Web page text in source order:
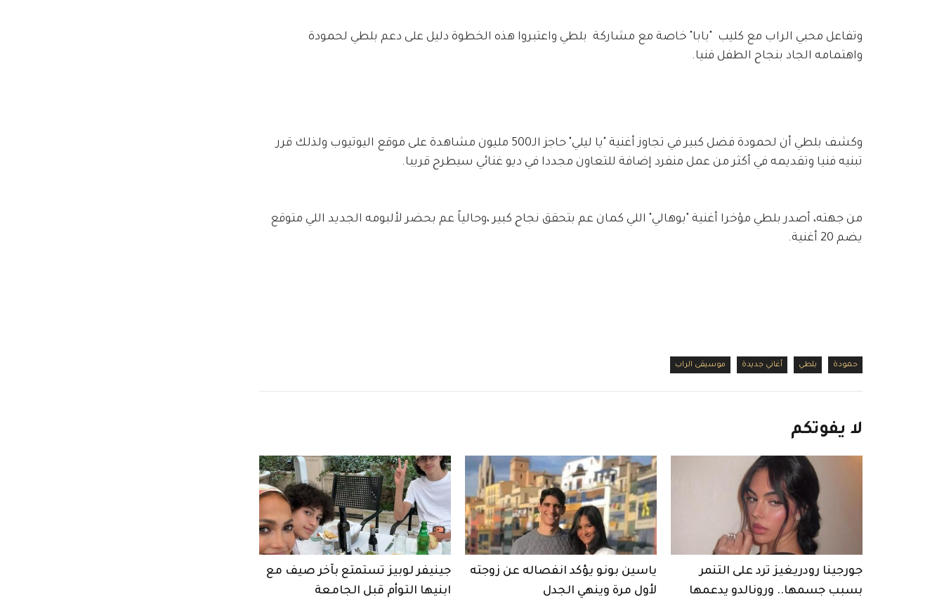
وتفاعل محبي الراب مع كليب  "بابا" خاصة مع مشاركة  بلطي واعتبروا هذه الخطوة دليل على دعم بلطي لحمودة
واهتمامه الجاد بنجاح الطفل فنيا.
وكشف بلطي أن لحمودة فضل كبير في تجاوز أغنية "يا ليلي" حاجز الـ500 مليون مشاهدة على موقع اليوتيوب ولذلك قرر
تبنيه فنيا وتقديمه في أكثر من عمل منفرد إضافة للتعاون مجددا في ديو غنائي سيطرح قريبا.
من جهته، أصدر بلطي مؤخرا أغنية "بوهالي" اللي كمان عم بتحقق نجاح كبير ،وحالياً عم بحضر لألبومه الجديد اللي متوقع
يضم 20 أغنية.
حمودة بلطي أغاني جديدة موسيقى الراب
لا يفوتكم
جورجينا رودريغيز ترد على التنمر
بسبب جسمها.. ورونالدو يدعمها
ياسين بونو يؤكد انفصاله عن زوجته
لأول مرة وينهي الجدل
جينيفر لوبيز تستمتع بآخر صيف مع
ابنيها التوأم قبل الجامعة